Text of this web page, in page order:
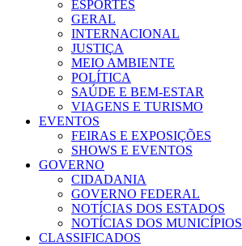
ESPORTES
GERAL
INTERNACIONAL
JUSTIÇA
MEIO AMBIENTE
POLÍTICA
SAÚDE E BEM-ESTAR
VIAGENS E TURISMO
EVENTOS
FEIRAS E EXPOSIÇÕES
SHOWS E EVENTOS
GOVERNO
CIDADANIA
GOVERNO FEDERAL
NOTÍCIAS DOS ESTADOS
NOTÍCIAS DOS MUNICÍPIOS
CLASSIFICADOS